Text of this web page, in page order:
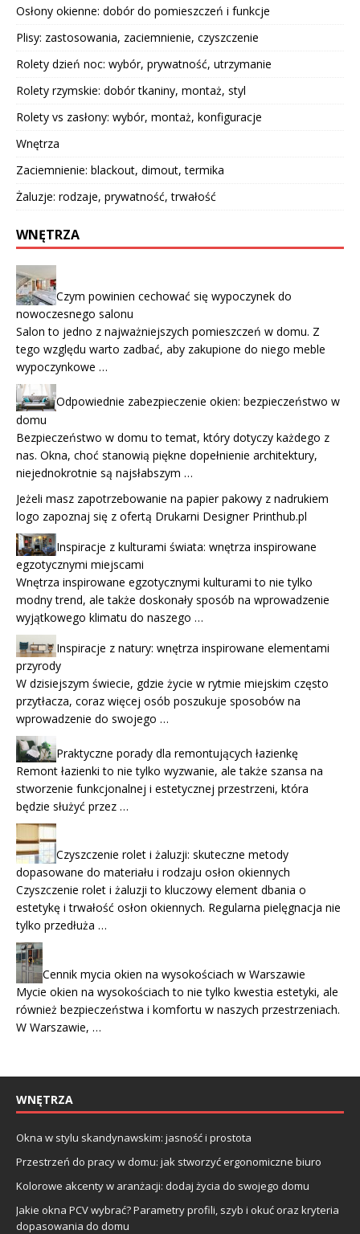
Osłony okienne: dobór do pomieszczeń i funkcje
Plisy: zastosowania, zaciemnienie, czyszczenie
Rolety dzień noc: wybór, prywatność, utrzymanie
Rolety rzymskie: dobór tkaniny, montaż, styl
Rolety vs zasłony: wybór, montaż, konfiguracje
Wnętrza
Zaciemnienie: blackout, dimout, termika
Żaluzje: rodzaje, prywatność, trwałość
WNĘTRZA
Czym powinien cechować się wypoczynek do
nowoczesnego salonu
Salon to jedno z najważniejszych pomieszczeń w domu. Z
tego względu warto zadbać, aby zakupione do niego meble
wypoczynkowe …
Odpowiednie zabezpieczenie okien: bezpieczeństwo w
domu
Bezpieczeństwo w domu to temat, który dotyczy każdego z
nas. Okna, choć stanowią piękne dopełnienie architektury,
niejednokrotnie są najsłabszym …
Jeżeli masz zapotrzebowanie na papier pakowy z nadrukiem
logo zapoznaj się z ofertą Drukarni Designer Printhub.pl
Inspiracje z kulturami świata: wnętrza inspirowane
egzotycznymi miejscami
Wnętrza inspirowane egzotycznymi kulturami to nie tylko
modny trend, ale także doskonały sposób na wprowadzenie
wyjątkowego klimatu do naszego …
Inspiracje z natury: wnętrza inspirowane elementami
przyrody
W dzisiejszym świecie, gdzie życie w rytmie miejskim często
przytłacza, coraz więcej osób poszukuje sposobów na
wprowadzenie do swojego …
Praktyczne porady dla remontujących łazienkę
Remont łazienki to nie tylko wyzwanie, ale także szansa na
stworzenie funkcjonalnej i estetycznej przestrzeni, która
będzie służyć przez …
Czyszczenie rolet i żaluzji: skuteczne metody
dopasowane do materiału i rodzaju osłon okiennych
Czyszczenie rolet i żaluzji to kluczowy element dbania o
estetykę i trwałość osłon okiennych. Regularna pielęgnacja nie
tylko przedłuża …
Cennik mycia okien na wysokościach w Warszawie
Mycie okien na wysokościach to nie tylko kwestia estetyki, ale
również bezpieczeństwa i komfortu w naszych przestrzeniach.
W Warszawie, …
WNĘTRZA
Okna w stylu skandynawskim: jasność i prostota
Przestrzeń do pracy w domu: jak stworzyć ergonomiczne biuro
Kolorowe akcenty w aranżacji: dodaj życia do swojego domu
Jakie okna PCV wybrać? Parametry profili, szyb i okuć oraz kryteria
dopasowania do domu